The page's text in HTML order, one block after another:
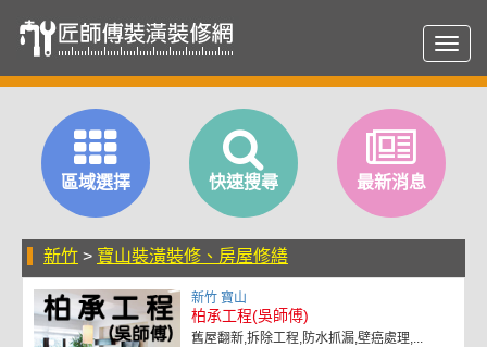
區域選擇 快速搜尋 最新消息
新竹 > 寶山裝潢裝修、房屋修繕
新竹 寶山
柏承工程(吳師傅)
舊屋翻新,拆除工程,防水抓漏,壁癌處理,...